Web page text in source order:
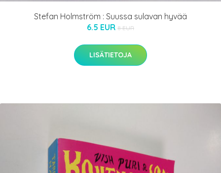
Stefan Holmström : Suussa sulavan hyvää
6.5 EUR 8 EUR
LISÄTIETOJA